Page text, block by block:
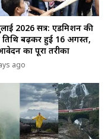
2026 सत्र: एडमिशन की
बढ़कर हुई 16 अगस्त,
का पूरा तरीका
ago